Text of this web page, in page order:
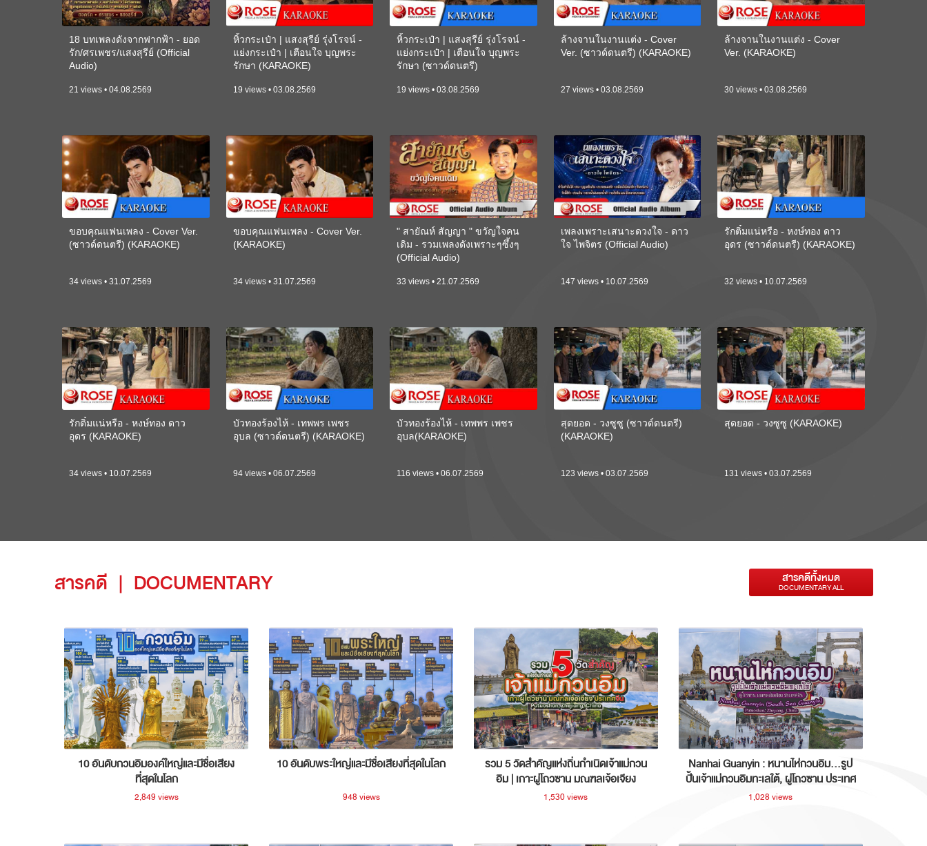
18 บทเพลงดังจากฟากฟ้า - ยอด
รัก/ศรเพชร/แสงสุรีย์ (Official
Audio)
21 views • 04.08.2569
หิ้วกระเป๋า | แสงสุรีย์ รุ่งโรจน์ -
แย่งกระเป๋า | เตือนใจ บุญพระ
รักษา (KARAOKE)
19 views • 03.08.2569
หิ้วกระเป๋า | แสงสุรีย์ รุ่งโรจน์ -
แย่งกระเป๋า | เตือนใจ บุญพระ
รักษา (ซาวด์ดนตรี)
19 views • 03.08.2569
ล้างจานในงานแต่ง - Cover
Ver. (ซาวด์ดนตรี) (KARAOKE)
27 views • 03.08.2569
ล้างจานในงานแต่ง - Cover
Ver. (KARAOKE)
30 views • 03.08.2569
ขอบคุณแฟนเพลง - Cover Ver.
(ซาวด์ดนตรี) (KARAOKE)
34 views • 31.07.2569
ขอบคุณแฟนเพลง - Cover Ver.
(KARAOKE)
34 views • 31.07.2569
" สายัณห์ สัญญา " ขวัญใจคน
เดิม - รวมเพลงดังเพราะๆซึ้งๆ
(Official Audio)
33 views • 21.07.2569
เพลงเพราะเสนาะดวงใจ - ดาว
ใจ ไพจิตร (Official Audio)
147 views • 10.07.2569
รักติ๋มแน่หรือ - หงษ์ทอง ดาว
อุดร (ซาวด์ดนตรี) (KARAOKE)
32 views • 10.07.2569
รักติ๋มแน่หรือ - หงษ์ทอง ดาว
อุดร (KARAOKE)
34 views • 10.07.2569
บัวทองร้องไห้ - เทพพร เพชร
อุบล (ซาวด์ดนตรี) (KARAOKE)
94 views • 06.07.2569
บัวทองร้องไห้ - เทพพร เพชร
อุบล(KARAOKE)
116 views • 06.07.2569
สุดยอด - วงซูซู (ซาวด์ดนตรี)
(KARAOKE)
123 views • 03.07.2569
สุดยอด - วงซูซู (KARAOKE)
131 views • 03.07.2569
สารคดี | DOCUMENTARY สารคดีทั้งหมด
DOCUMENTARY ALL
10 อันดับกวนอิมองค์ใหญ่และมีชื่อเสียง
ที่สุดในโลก
2,849 views
10 อันดับพระใหญ่และมีชื่อเสียงที่สุดในโลก
948 views
รวม 5 วัดสำคัญแห่งถิ่นกำเนิดเจ้าแม่กวน
อิม | เกาะผู่โถวซาน มณฑลเจ้อเจียง
ประเทศจีน
1,530 views
Nanhai Guanyin : หนานไห่กวนอิม...รูป
ปั้นเจ้าแม่กวนอิมทะเลใต้, ผู่โถวซาน ประเทศ
จีน
1,028 views